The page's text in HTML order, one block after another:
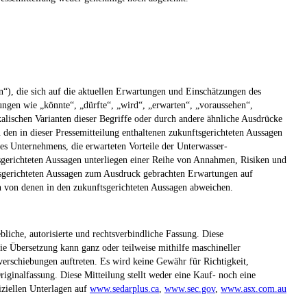
die sich auf die aktuellen Erwartungen und Einschätzungen des
wie „könnte“, „dürfte“, „wird“, „erwarten“, „voraussehen“,
Varianten dieser Begriffe oder durch andere ähnliche Ausdrücke
in dieser Pressemitteilung enthaltenen zukunftsgerichteten Aussagen
Unternehmens, die erwarteten Vorteile der Unterwasser-
Aussagen unterliegen einer Reihe von Annahmen, Risiken und
Aussagen zum Ausdruck gebrachten Erwartungen auf
denen in den zukunftsgerichteten Aussagen abweichen.
autorisierte und rechtsverbindliche Fassung. Diese
Übersetzung kann ganz oder teilweise mithilfe maschineller
auftreten. Es wird keine Gewähr für Richtigkeit,
Diese Mitteilung stellt weder eine Kauf- noch eine
Unterlagen auf www.sedarplus.ca www.sec.gov, www.asx.com.au